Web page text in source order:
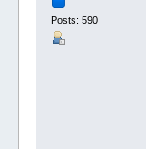
Posts: 590